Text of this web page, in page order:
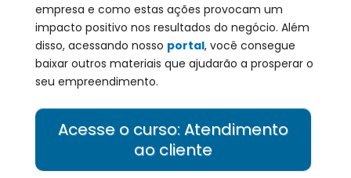
empresa e como estas ações provocam um
impacto positivo nos resultados do negócio. Além
disso, acessando nosso portal, você consegue
baixar outros materiais que ajudarão a prosperar o
seu empreendimento.
Acesse o curso: Atendimento
ao cliente